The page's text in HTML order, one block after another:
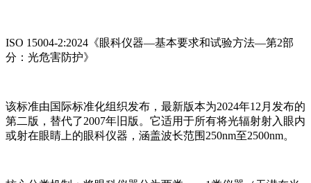
ISO 15004-2:2024《眼科仪器—基本要求和试验方法—第2部
分：光危害防护》
该标准由国际标准化组织发布，最新版本为2024年12月发布的
第二版，替代了2007年旧版。它适用于所有将光辐射射入眼内
或射在眼睛上的眼科仪器，涵盖波长范围250nm至2500nm。